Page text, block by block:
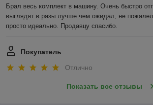
Брал весь комплект в машину. Очень быстро
выглядят в разы лучше чем ожидал, не
просто идеально. Продавцу спасибо.
Покупатель
Отлично
Показать все отзывы